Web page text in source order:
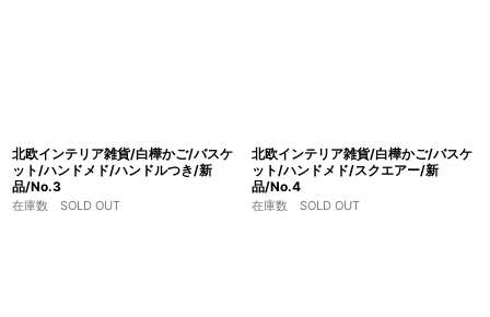
北欧インテリア雑貨/白樺かご/バスケ
ット/ハンドメド/ハンドルつき/新
品/No.3
在庫数 SOLD OUT
北欧インテリア雑貨/白樺かご/バスケ
ット/ハンドメド/スクエアー/新
品/No.4
在庫数 SOLD OUT